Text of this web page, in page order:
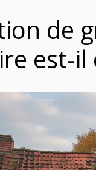
de
est-il